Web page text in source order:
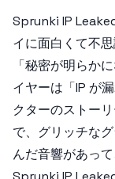
Sprunki IP
イに面白くて不
「秘密が明らか
イヤーは「IP が
クターのストー
で、グリッチな
んだ音響があっ